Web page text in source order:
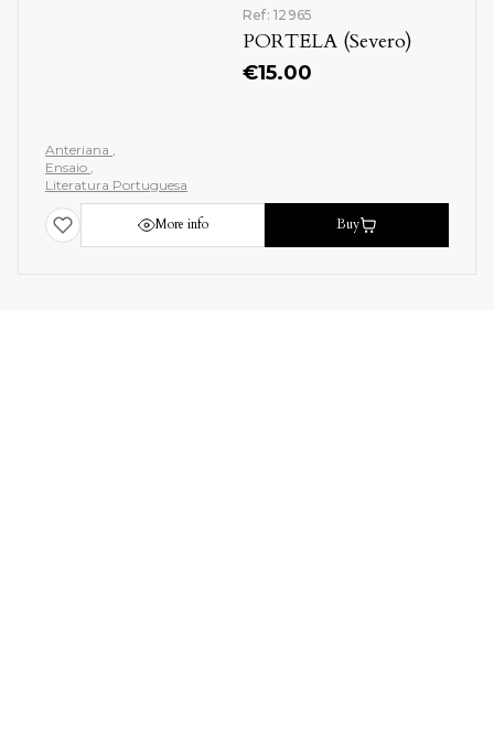
Ref: 12965
PORTELA (Severo)
€15.00
Anteriana
Ensaio
Literatura Portuguesa
More info Buy